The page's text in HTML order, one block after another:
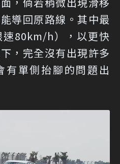
導回原路線。其中最
80km/h），以更快
，完全沒有出現許多
有單側抬腳的問題出